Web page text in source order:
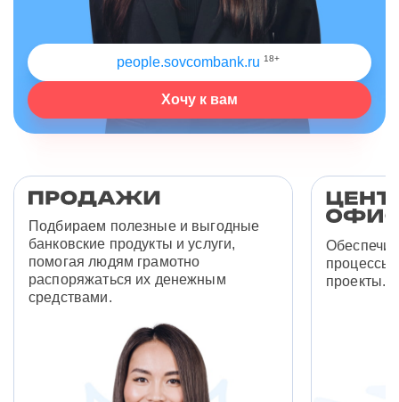
people.sovcombank.ru 18+
Хочу к вам
Подбираем полезные и выгодные
банковские продукты и услуги,
помогая людям грамотно
распоряжаться их денежным
средствами.
процессы
проекты.